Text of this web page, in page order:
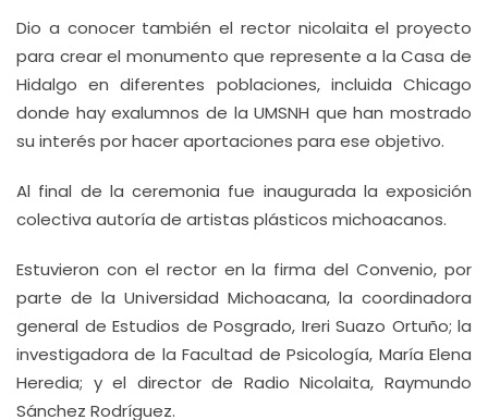
Dio a conocer también el rector nicolaita el proyecto
para crear el monumento que represente a la Casa de
Hidalgo en diferentes poblaciones, incluida Chicago
donde hay exalumnos de la UMSNH que han mostrado
su interés por hacer aportaciones para ese objetivo.
Al final de la ceremonia fue inaugurada la exposición
colectiva autoría de artistas plásticos michoacanos.
Estuvieron con el rector en la firma del Convenio, por
parte de la Universidad Michoacana, la coordinadora
general de Estudios de Posgrado, Ireri Suazo Ortuño; la
investigadora de la Facultad de Psicología, María Elena
Heredia; y el director de Radio Nicolaita, Raymundo
Sánchez Rodríguez.